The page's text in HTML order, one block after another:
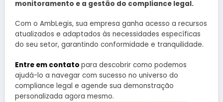
monitoramento e a gestão do compliance legal.
Com o AmbLegis, sua empresa ganha acesso a recursos
atualizados e adaptados às necessidades específicas
do seu setor, garantindo conformidade e tranquilidade.
Entre em contato para descobrir como podemos
ajudá-lo a navegar com sucesso no universo do
compliance legal e agende sua demonstração
personalizada agora mesmo.